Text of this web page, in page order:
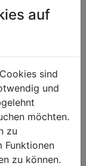
service,si
de
permet
les
auf
sind
und
möchten.
zu
Funktionen
zu können.